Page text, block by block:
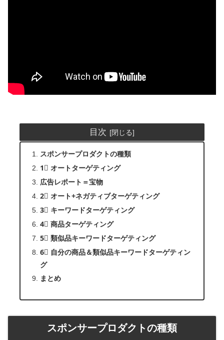
目次
スポンサープロダクトの種類
1⃣ オートターゲティング
広告レポート＝宝物
2⃣ オート+ネガティブターゲティング
3⃣ キーワードターゲティング
4⃣ 商品ターゲティング
5⃣ 類似品キーワードターゲティング
6⃣ 自分の商品＆類似品キーワードターゲティン
グ
まとめ
スポンサープロダクトの種類